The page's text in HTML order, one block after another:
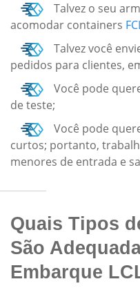
Talvez o seu
acomodar containers
Talvez você
pedidos para clientes,
Você pode
de teste;
Você pode
curtos; portanto,
menores de entrada e
Quais Tipos
São
Embarque